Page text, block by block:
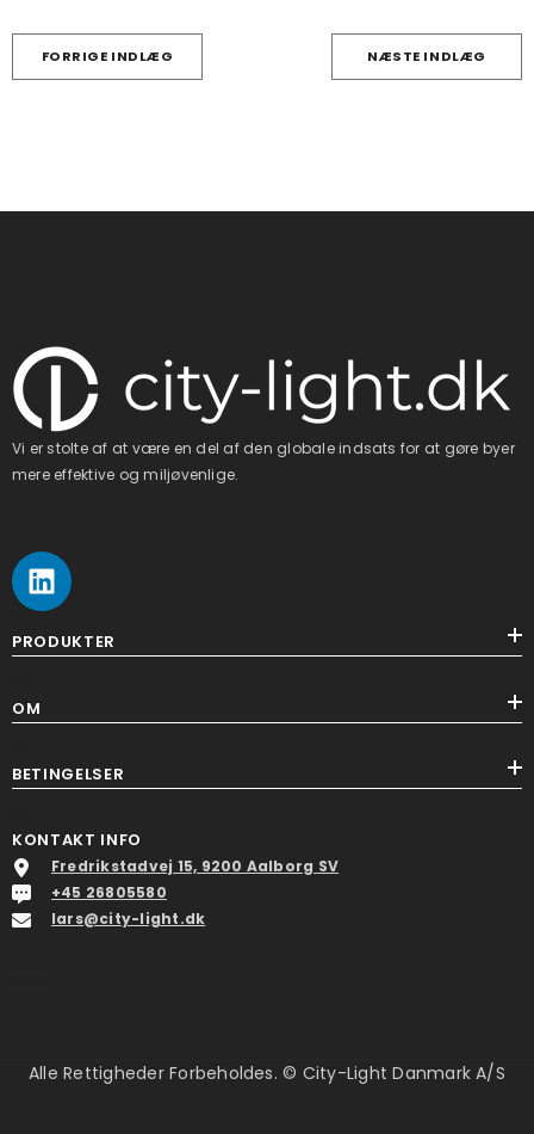
FORRIGE INDLÆG NÆSTE INDLÆG
Vi er stolte af at være en del af den globale indsats for at gøre byer
mere effektive og miljøvenlige.
ss
PRODUKTER
OM
BETINGELSER
KONTAKT INFO
Fredrikstadvej 15, 9200 Aalborg SV
+45 26805580
lars@city-light.dk
Alle Rettigheder Forbeholdes. © City-Light Danmark A/S